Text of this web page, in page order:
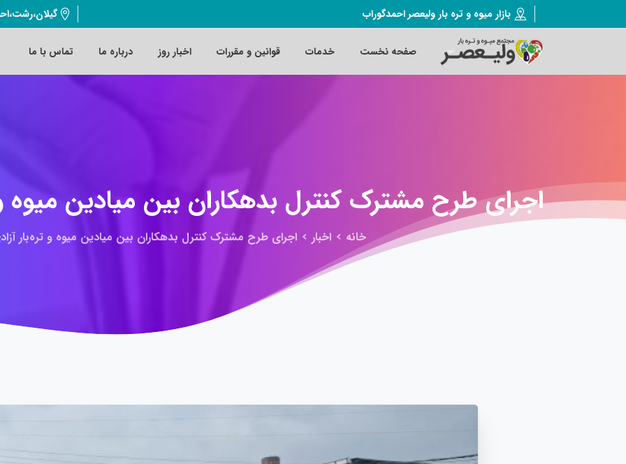
بازار میوه و تره بار ولیعصر احمدگوراب
صفحه نخست خدمات قوانین و مقررات اخبار روز درباره ما تماس با ما
اجرایطرح مشترک کنترل بدهکاران بین میادین میوه
خانه اخبار اجرای طرح مشترک کنترل بدهکاران بین میادین میوه و تره‌بار